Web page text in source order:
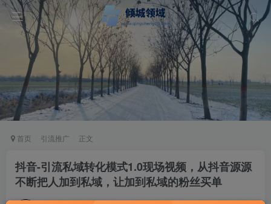
首页 引流推广 正文
抖音-引流私域转化模式1.0现场视频，从抖音源源
不断把人加到私域，让加到私域的粉丝买单